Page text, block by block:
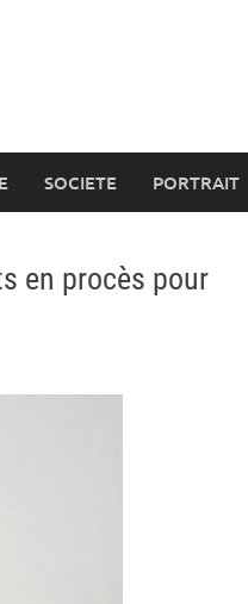
SOCIETE PORTRAIT
en procès pour